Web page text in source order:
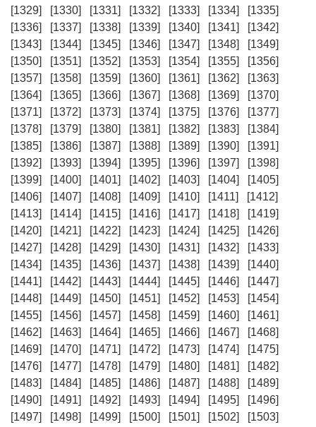
[1329]
[1330] [1331] [1332] [1333] [1334]
[1335]
[1336]
[1337] [1338] [1339] [1340] [1341]
[1342]
[1343]
[1344] [1345] [1346] [1347] [1348]
[1349]
[1350]
[1351] [1352] [1353] [1354] [1355]
[1356]
[1357]
[1358] [1359] [1360] [1361] [1362]
[1363]
[1364]
[1365] [1366] [1367] [1368] [1369]
[1370]
[1371]
[1372] [1373] [1374] [1375] [1376]
[1377]
[1378]
[1379] [1380] [1381] [1382] [1383]
[1384]
[1385]
[1386] [1387] [1388] [1389] [1390]
[1391]
[1392]
[1393] [1394] [1395] [1396] [1397]
[1398]
[1399]
[1400] [1401] [1402] [1403] [1404]
[1405]
[1406]
[1407] [1408] [1409] [1410] [1411]
[1412]
[1413]
[1414] [1415] [1416] [1417] [1418]
[1419]
[1420]
[1421] [1422] [1423] [1424] [1425]
[1426]
[1427]
[1428] [1429] [1430] [1431] [1432]
[1433]
[1434]
[1435] [1436] [1437] [1438] [1439]
[1440]
[1441]
[1442] [1443] [1444] [1445] [1446]
[1447]
[1448]
[1449] [1450] [1451] [1452] [1453]
[1454]
[1455]
[1456] [1457] [1458] [1459] [1460]
[1461]
[1462]
[1463] [1464] [1465] [1466] [1467]
[1468]
[1469]
[1470] [1471] [1472] [1473] [1474]
[1475]
[1476]
[1477] [1478] [1479] [1480] [1481]
[1482]
[1483]
[1484] [1485] [1486] [1487] [1488]
[1489]
[1490]
[1491] [1492] [1493] [1494] [1495]
[1496]
[1497]
[1498] [1499] [1500] [1501] [1502]
[1503]